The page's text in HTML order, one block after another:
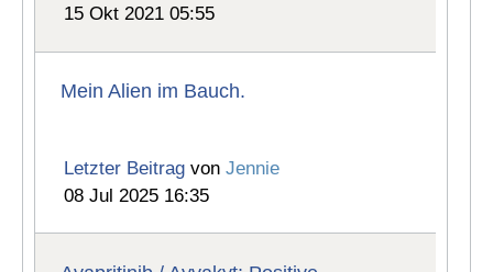
15 Okt 2021 05:55
Mein Alien im Bauch.
Letzter Beitrag vonJennie
08 Jul 2025 16:35